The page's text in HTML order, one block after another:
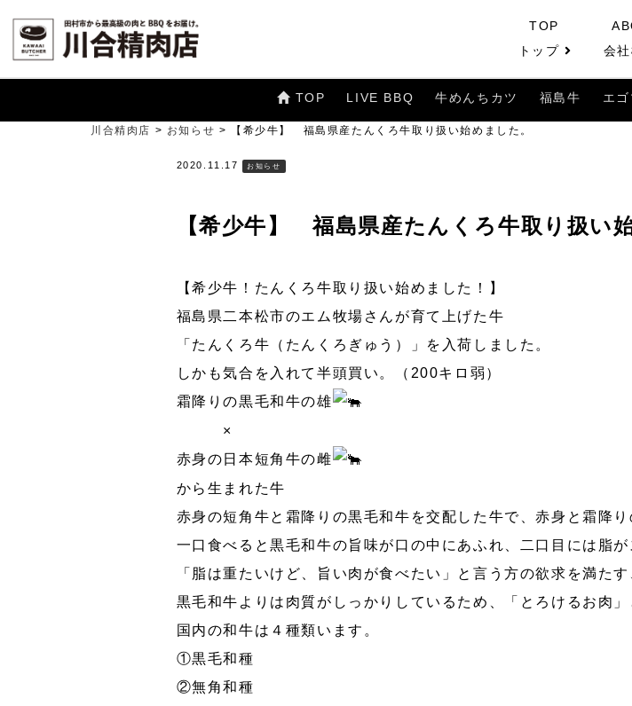
TOP LIVE BBQ 牛めんちカツ 福島牛 エ
川合精肉店 > お知らせ > 【希少牛】 福島県産たんくろ牛取り扱い始めました。
TOP
トップ
会
2020.11.17 お知らせ
【希少牛】 福島県産たんくろ牛取り扱い
【希少牛！たんくろ牛取り扱い始めました！】
福島県二本松市のエム牧場さんが育て上げた牛
「たんくろ牛（たんくろぎゅう）」を入荷しました。
しかも気合を入れて半頭買い。（200キロ弱）
霜降りの黒毛和牛の雄
×
赤身の日本短角牛の雌
から生まれた牛
赤身の短角牛と霜降りの黒毛和牛を交配した牛で、赤身と霜降
一口食べると黒毛和牛の旨味が口の中にあふれ、二口目には脂
「脂は重たいけど、旨い肉が食べたい」と言う方の欲求を満た
黒毛和牛よりは肉質がしっかりしているため、「とろけるお肉
国内の和牛は４種類います。
①黒毛和種
②無角和種